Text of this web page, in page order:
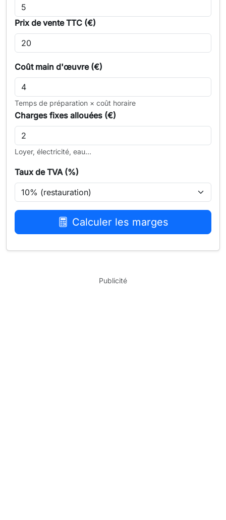
Prix de vente TTC (€)
Coût main d'œuvre (€)
Temps de préparation × coût horaire
Charges fixes allouées (€)
Loyer, électricité, eau...
Taux de TVA (%)
Calculer les marges
Publicité